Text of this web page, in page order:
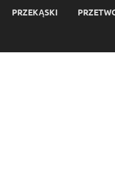
PRZEKĄSKI